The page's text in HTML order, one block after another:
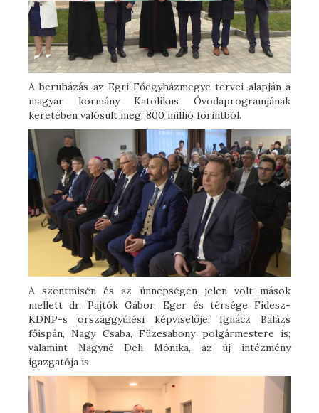
A beruházás az Egri Főegyházmegye tervei alapján a
magyar kormány Katolikus Óvodaprogramjának
keretében valósult meg, 800 millió forintból.
A szentmisén és az ünnepségen jelen volt mások
mellett dr. Pajtók Gábor, Eger és térsége Fidesz-
KDNP-s országgyűlési képviselője; Ignácz Balázs
főispán, Nagy Csaba, Füzesabony polgármestere is;
valamint Nagyné Deli Mónika, az új intézmény
igazgatója is.